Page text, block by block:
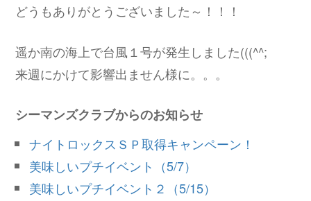
どうもありがとうございました～！！！
遥か南の海上で台風１号が発生しました(((^^;
来週にかけて影響出ません様に。。。
シーマンズクラブからのお知らせ
ナイトロックスＳＰ取得キャンペーン！
美味しいプチイベント（5/7）
美味しいプチイベント２（5/15）